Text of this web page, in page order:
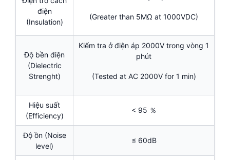
điện
(Insulation)
(Greater than 5MΩ at 1000VDC)
Độ bền điện
(Dielectric
Strenght)
Kiểm tra ở điện áp 2000V trong vòng 1
phút
(Tested at AC 2000V for 1 min)
Hiệu suất
(Efficiency)
< 95 ％
Độ ồn (Noise
level)
≤ 60dB